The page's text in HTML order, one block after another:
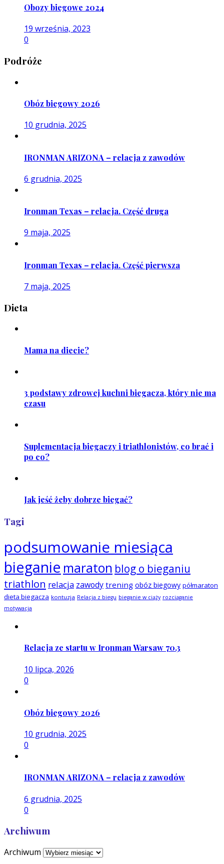
Obozy biegowe 2024
19 września, 2023
0
Podróże
Obóz biegowy 2026
10 grudnia, 2025
IRONMAN ARIZONA – relacja z zawodów
6 grudnia, 2025
Ironman Texas – relacja. Część druga
9 maja, 2025
Ironman Texas – relacja. Część pierwsza
7 maja, 2025
Dieta
Mama na diecie?
3 podstawy zdrowej kuchni biegacza, który nie ma
czasu
Suplementacja biegaczy i triathlonistów, co brać i
po co?
Jak jeść żeby dobrze biegać?
Tagi
podsumowanie miesiąca
bieganie maraton blog o bieganiu
triathlon relacja zawody trening obóz biegowy półmaraton
dieta biegacza kontuzja Relacja z biegu bieganie w ciąży rozciąganie
motywacja
Relacja ze startu w Ironman Warsaw 70.3
10 lipca, 2026
0
Obóz biegowy 2026
10 grudnia, 2025
0
IRONMAN ARIZONA – relacja z zawodów
6 grudnia, 2025
0
Archiwum
Archiwum